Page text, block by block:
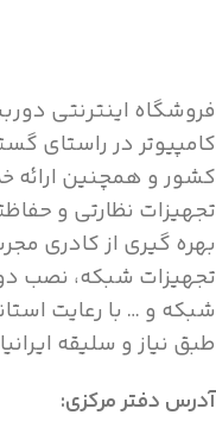
فروشگاه اینترنتی
کامپیوتر در راستای
کشور و همچنین ارائه
تجهیزات نظارتی و
بهره گیری از کادری
تجهیزات شبکه، نصب
شبکه و … با رعایت
طبق نیاز و سلیقه
آدرس دفتر مرکزی: